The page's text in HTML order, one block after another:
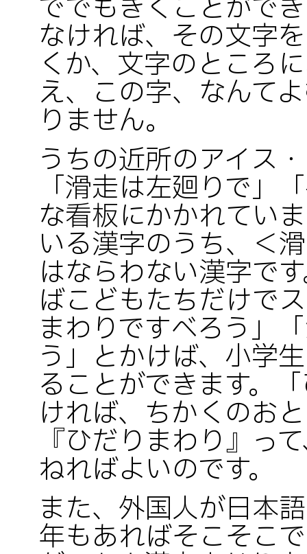
ででもきくことがで
なければ、その文字
くか、文字のところ
え、この字、なんて
りません。
うちの近所のアイス
「滑走は左廻りで」
な看板にかかれてい
いる漢字のうち、＜
はならわない漢字で
ばこどもたちだけで
まわりですべろう」
う」とかけば、小学
ることができます。
ければ、ちかくのお
『ひだりまわり』っ
ねればよいのです。
また、外国人が日本
年もあればそこそこ